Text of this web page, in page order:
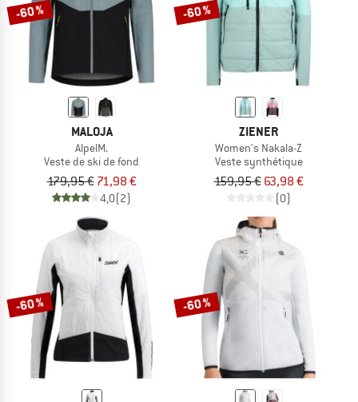
-60 %
MALOJA
AlpelM.
Veste de ski de fond
179,95 € 71,98 €
4,0(2)
-60 %
ZIENER
Women's Nakala-Z
Veste synthétique
159,95 € 63,98 €
(0)
-60 % -60 %